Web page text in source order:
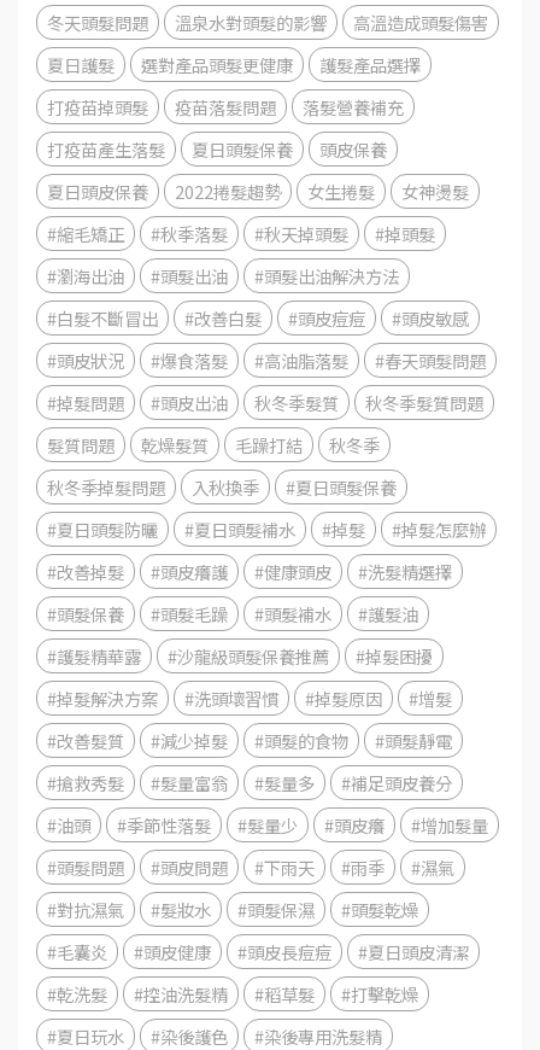
冬天頭髮問題 溫泉水對頭髮的影響
高溫造成頭髮傷害
夏日護髮
選對產品頭髮更健康
護髮產品選擇
打疫苗掉頭髮
疫苗落髮問題
落髮營養補充
打疫苗產生落髮
夏日頭髮保養
頭皮保養
夏日頭皮保養
2022捲髮趨勢 女生捲髮
女神燙髮
#縮毛矯正
#秋季落髮 #秋天掉頭髮
#掉頭髮
#瀏海出油
#頭髮出油
#頭髮出油解決方法
#白髮不斷冒出
#改善白髮 #頭皮痘痘
#頭皮敏感
#頭皮狀況
#爆食落髮 #高油脂落髮
#春天頭髮問題
#掉髮問題
#頭皮出油 秋冬季髮質
秋冬季髮質問題
髮質問題
乾燥髮質 毛躁打結
秋冬季
秋冬季掉髮問題
入秋換季
#夏日頭髮保養
#夏日頭髮防曬
#夏日頭髮補水 #掉髮
#掉髮怎麼辦
#改善掉髮
#頭皮癢護 #健康頭皮
#洗髮精選擇
#頭髮保養
#頭髮毛躁 #頭髮補水
#護髮油
#護髮精華露
#沙龍級頭髮保養推薦
#掉髮困擾
#掉髮解決方案
#洗頭壞習慣 #掉髮原因
#增髮
#改善髮質
#減少掉髮 #頭髮的食物
#頭髮靜電
#搶救秀髮
#髮量富翁 #髮量多
#補足頭皮養分
#油頭
#季節性落髮 #髮量少 #頭皮癢
#增加髮量
#頭髮問題
#頭皮問題 #下雨天 #雨季
#濕氣
#對抗濕氣
#髮妝水 #頭髮保濕
#頭髮乾燥
#毛囊炎
#頭皮健康 #頭皮長痘痘
#夏日頭皮清潔
#乾洗髮
#控油洗髮精 #稻草髮
#打擊乾燥
#夏日玩水
#染後護色
#染後專用洗髮精